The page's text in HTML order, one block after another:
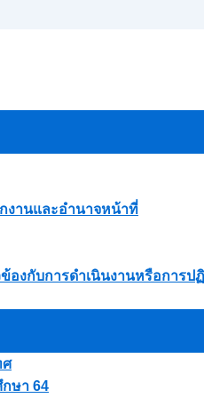
งานและอำนาจหน้าที่
องกับการดำเนินงานหรือการป
ศ
ษา 64